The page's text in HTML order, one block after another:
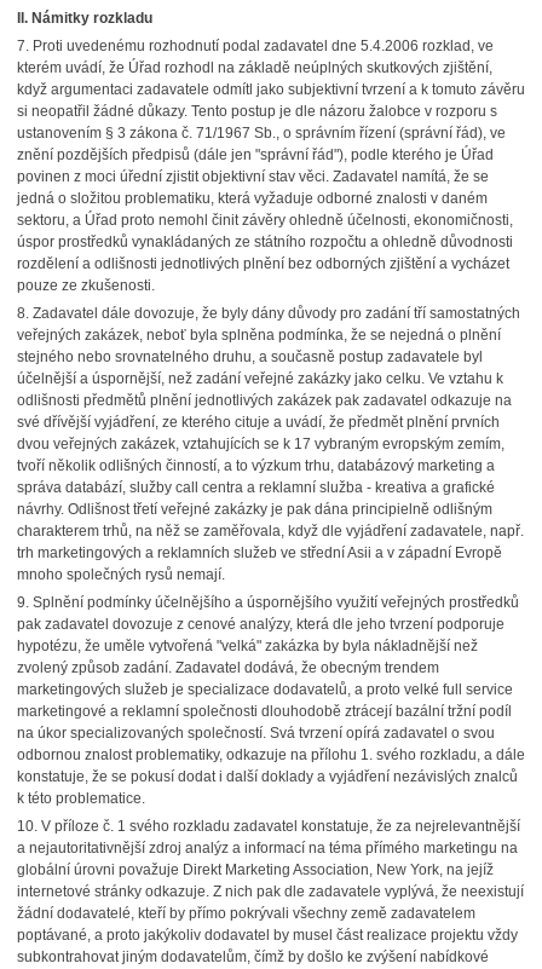
II. Námitky rozkladu
7. Proti uvedenému rozhodnutí podal zadavatel dne 5.4.2006 rozklad, ve
kterém uvádí, že Úřad rozhodl na základě neúplných skutkových zjištění,
když argumentaci zadavatele odmítl jako subjektivní tvrzení a k tomuto závěru
si neopatřil žádné důkazy. Tento postup je dle názoru žalobce v rozporu s
ustanovením § 3 zákona č. 71/1967 Sb., o správním řízení (správní řád), ve
znění pozdějších předpisů (dále jen "správní řád"), podle kterého je Úřad
povinen z moci úřední zjistit objektivní stav věci. Zadavatel namítá, že se
jedná o složitou problematiku, která vyžaduje odborné znalosti v daném
sektoru, a Úřad proto nemohl činit závěry ohledně účelnosti, ekonomičnosti,
úspor prostředků vynakládaných ze státního rozpočtu a ohledně důvodnosti
rozdělení a odlišnosti jednotlivých plnění bez odborných zjištění a vycházet
pouze ze zkušenosti.
8. Zadavatel dále dovozuje, že byly dány důvody pro zadání tří samostatných
veřejných zakázek, neboť byla splněna podmínka, že se nejedná o plnění
stejného nebo srovnatelného druhu, a současně postup zadavatele byl
účelnější a úspornější, než zadání veřejné zakázky jako celku. Ve vztahu k
odlišnosti předmětů plnění jednotlivých zakázek pak zadavatel odkazuje na
své dřívější vyjádření, ze kterého cituje a uvádí, že předmět plnění prvních
dvou veřejných zakázek, vztahujících se k 17 vybraným evropským zemím,
tvoří několik odlišných činností, a to výzkum trhu, databázový marketing a
správa databází, služby call centra a reklamní služba - kreativa a grafické
návrhy. Odlišnost třetí veřejné zakázky je pak dána principielně odlišným
charakterem trhů, na něž se zaměřovala, když dle vyjádření zadavatele, např.
trh marketingových a reklamních služeb ve střední Asii a v západní Evropě
mnoho společných rysů nemají.
9. Splnění podmínky účelnějšího a úspornějšího využití veřejných prostředků
pak zadavatel dovozuje z cenové analýzy, která dle jeho tvrzení podporuje
hypotézu, že uměle vytvořená "velká" zakázka by byla nákladnější než
zvolený způsob zadání. Zadavatel dodává, že obecným trendem
marketingových služeb je specializace dodavatelů, a proto velké full service
marketingové a reklamní společnosti dlouhodobě ztrácejí bazální tržní podíl
na úkor specializovaných společností. Svá tvrzení opírá zadavatel o svou
odbornou znalost problematiky, odkazuje na přílohu 1. svého rozkladu, a dále
konstatuje, že se pokusí dodat i další doklady a vyjádření nezávislých znalců
k této problematice.
10. V příloze č. 1 svého rozkladu zadavatel konstatuje, že za nejrelevantnější
a nejautoritativnější zdroj analýz a informací na téma přímého marketingu na
globální úrovni považuje Direkt Marketing Association, New York, na jejíž
internetové stránky odkazuje. Z nich pak dle zadavatele vyplývá, že neexistují
žádní dodavatelé, kteří by přímo pokrývali všechny země zadavatelem
poptávané, a proto jakýkoliv dodavatel by musel část realizace projektu vždy
subkontrahovat jiným dodavatelům, čímž by došlo ke zvýšení nabídkové